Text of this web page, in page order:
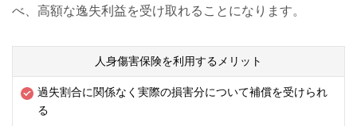
べ、高額な逸失利益を受け取れることになります。
人身傷害保険を利用するメリット
過失割合に関係なく実際の損害分について補償を受けられ
る